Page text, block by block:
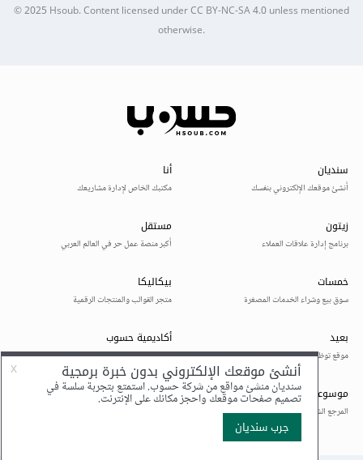
© 2025Hsoub.Content licensed underCC BY-NC-SA 4.0unless mentioned
otherwise.